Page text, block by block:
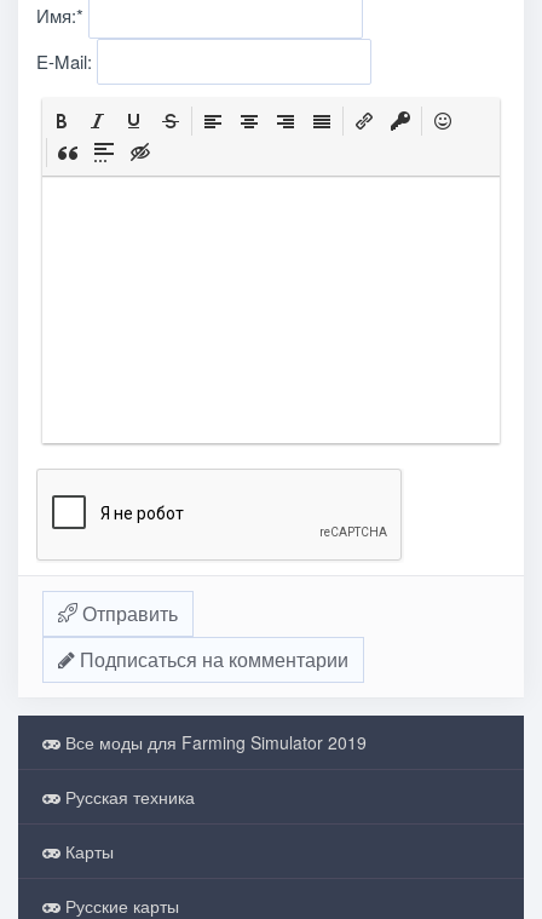
Имя:*
E-Mail:
Отправить
Подписаться на комментарии
Все моды для Farming Simulator 2019
Русская техника
Карты
Русские карты